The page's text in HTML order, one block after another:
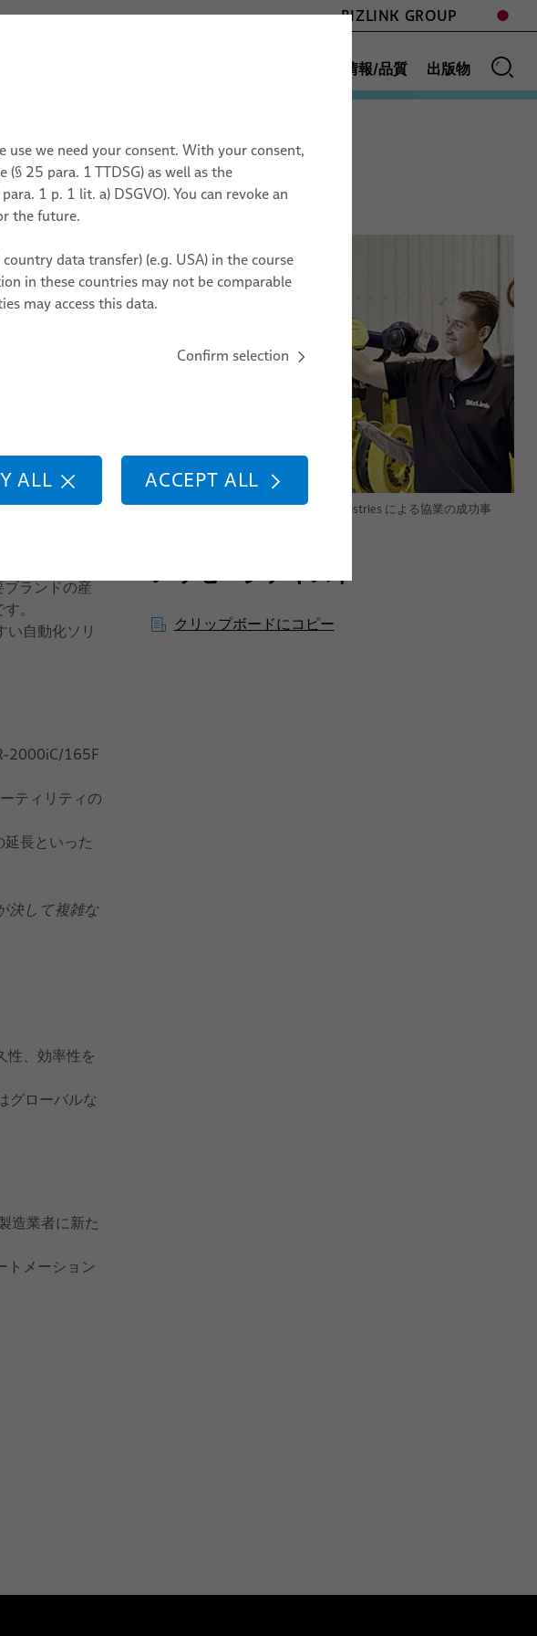
BIZLINK GROUP
クス
合できるロボット & 試運転
、PLC / オフラインプログラミ
会社情報/品質
オーガナイザーへ
出版物
ショ
るために自
複雑で高コ
業者のために
ブランドの産
。
い自動化ソリ
2000iC/165F
ティリティの
長といった
決して複雑な
性、効率性を
グローバルな
造業者に新た
トメーション
BizLink Robotic Solutions と R.A.B. Industries による協業の成功事
メッセージテキスト
クリップボードにコピー
we need your consent. With your consent,
25 para. 1 TTDSG) as well as the
1 p. 1 lit. a) DSGVO). You can revoke an
the future.
data transfer) (e.g. USA) in the course
in these countries may not be comparable
may access this data.
Confirm selection
ALL ACCEPT ALL